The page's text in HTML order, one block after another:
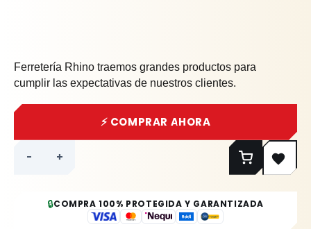
Ferretería Rhino traemos grandes productos para
cumplir las expectativas de nuestros clientes.
- +
⚡ COMPRAR AHORA
🔒COMPRA 100% PROTEGIDA Y GARANTIZADA